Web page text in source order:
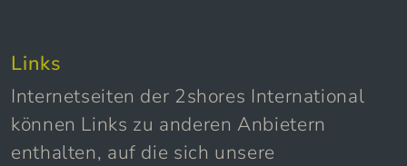
Links
Internetseiten der 2shores International
können Links zu anderen Anbietern
enthalten, auf die sich unsere